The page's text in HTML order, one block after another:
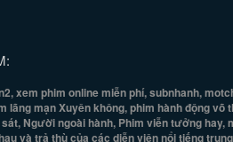
xem phim online miễn phí, subnhanh,
lãng mạn Xuyên không, phim hành động
Người ngoài hành, Phim viễn tưởng
và trả thù của các diễn viên nổi tiếng